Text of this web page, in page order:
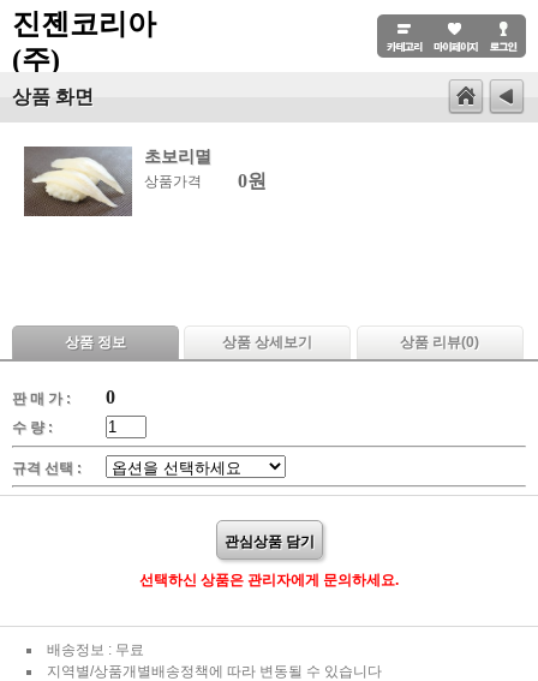
진젠코리아
(주)
상품 화면
초보리멸
상품가격 0원
상품 정보 상품 상세보기 상품 리뷰(0)
판 매 가 : 0
수 량 :
규격 선택 :
관심상품 담기
선택하신 상품은 관리자에게 문의하세요.
배송정보 : 무료
지역별/상품개별배송정책에 따라 변동될 수 있습니다